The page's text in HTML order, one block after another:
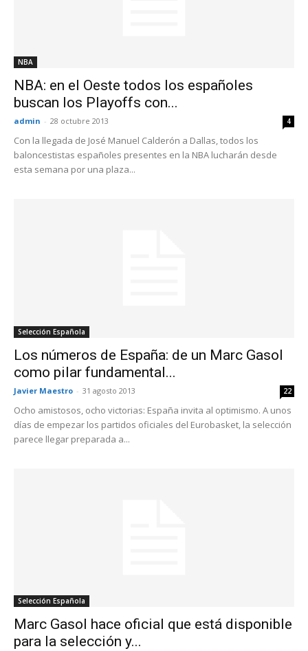
NBA
NBA: en el Oeste todos los españoles
buscan los Playoffs con...
admin - 28 octubre 2013 4
Con la llegada de José Manuel Calderón a Dallas, todos los
baloncestistas españoles presentes en la NBA lucharán desde
esta semana por una plaza...
Selección Española
Los números de España: de un Marc Gasol
como pilar fundamental...
Javier Maestro - 31 agosto 2013 22
Ocho amistosos, ocho victorias: España invita al optimismo. A unos
días de empezar los partidos oficiales del Eurobasket, la selección
parece llegar preparada a...
Selección Española
Marc Gasol hace oficial que está disponible
para la selección y...